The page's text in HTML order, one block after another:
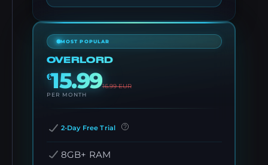
MOST POPULAR
OVERLORD
€15.9916.99EUR
PER MONTH
2-Day Free Trial
8GB+ RAM